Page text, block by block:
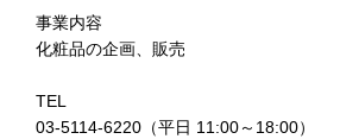
事業内容
化粧品の企画、販売
TEL
03-5114-6220（平日 11:00～18:00）